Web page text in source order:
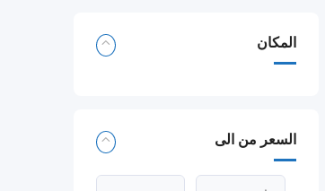
المكان
السعر من الى